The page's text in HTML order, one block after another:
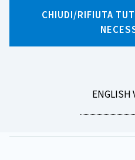
CHIUDI/RIFIUTA
GO
ENGLISH
Facebook
LinkedinWhatsApp
Email